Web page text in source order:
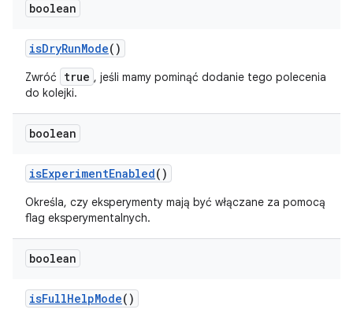
boolean
isDryRunMode()
Zwróć true , jeśli mamy pominąć dodanie tego polecenia
do kolejki.
boolean
isExperimentEnabled()
Określa, czy eksperymenty mają być włączane za pomocą
flag eksperymentalnych.
boolean
isFullHelpMode()